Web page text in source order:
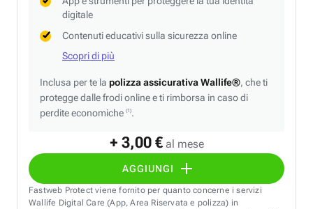
+ 3,00 € al mese
AGGIUNGI
digitale
Contenuti educativi sulla sicurezza online
Scopri di più
Inclusa per te la polizza assicurativa Wallife®, che ti
protegge dalle frodi online e ti rimborsa in caso di
perdite economiche (1).
Fastweb Protect viene fornito per quanto concerne i servizi
Wallife Digital Care (App, Area Riservata e polizza) in